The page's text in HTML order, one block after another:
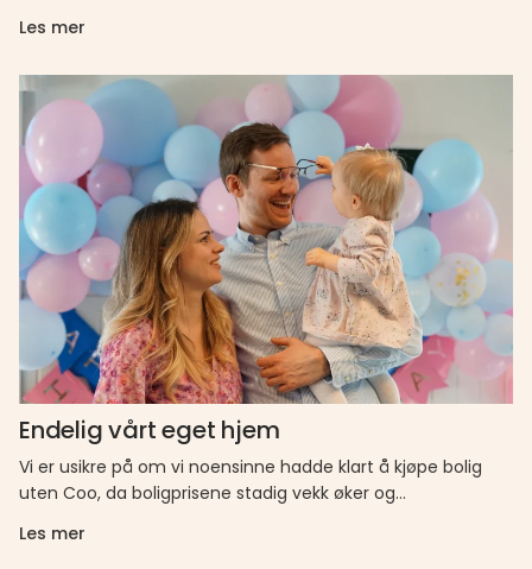
Les mer
Endelig vårt eget hjem
Vi er usikre på om vi noensinne hadde klart å kjøpe bolig
uten Coo, da boligprisene stadig vekk øker og…
Les mer